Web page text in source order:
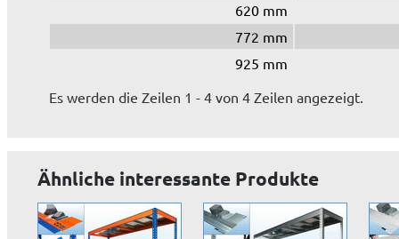
620 mm
772 mm
925 mm
Es werden die Zeilen 1 - 4 von 4 Zeilen angezeigt.
Ähnliche interessante Produkte